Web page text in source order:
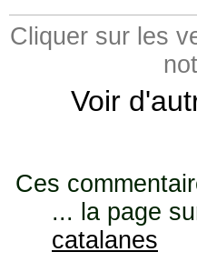
Cliquer sur les
Voir
Ces
... la page
catalanes